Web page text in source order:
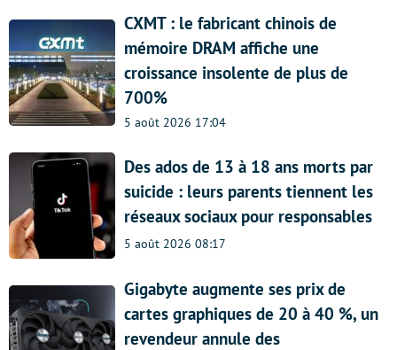
CXMT : le fabricant chinois de
mémoire DRAM affiche une
croissance insolente de plus de
700%
5 août 2026 17:04
Des ados de 13 à 18 ans morts par
suicide : leurs parents tiennent les
réseaux sociaux pour responsables
5 août 2026 08:17
Gigabyte augmente ses prix de
cartes graphiques de 20 à 40 %, un
revendeur annule des